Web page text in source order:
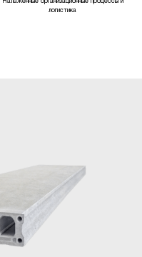
Налаженные организационные процессы и
логистика